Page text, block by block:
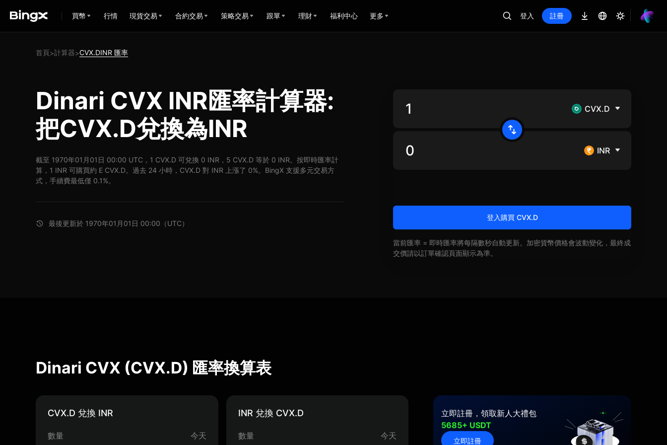
買幣 行情 現貨交易 合約交易 策略交易 跟單 理財 福利中心 更多 登入 註冊
首頁>計算器>CVX.DINR 匯率
Dinari CVX INR匯率計算器:
把CVX.D兌換為INR
截至 1970年01月01日 00:00 UTC，1 CVX.D 可兌換 0 INR，5 CVX.D 等於 0 INR。按即時匯率計
算，1 INR 可購買約 E CVX.D。過去 24 小時，CVX.D 對 INR 上漲了 0%。BingX 支援多元交易方
式，手續費最低僅 0.1%。
最後更新於 1970年01月01日 00:00（UTC）
CVX.D
INR
登入購買 CVX.D
當前匯率 = 即時匯率將每隔數秒自動更新。加密貨幣價格會波動變化，最終成
交價請以訂單確認頁面顯示為準。
Dinari CVX (CVX.D) 匯率換算表
CVX.D 兌換 INR
數量 今天
INR 兌換 CVX.D
數量 今天
立即註冊，領取新人大禮包
5685+ USDT
立即註冊